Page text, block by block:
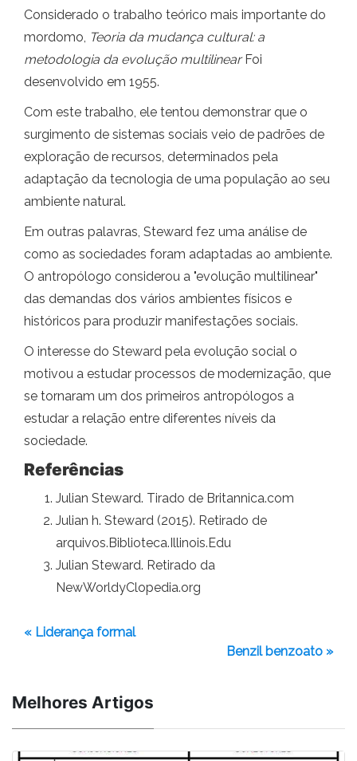
Considerado o trabalho teórico mais importante do
mordomo, Teoria da mudança cultural: a
metodologia da evolução multilinearFoi
desenvolvido em 1955.
Com este trabalho, ele tentou demonstrar que o
surgimento de sistemas sociais veio de padrões de
exploração de recursos, determinados pela
adaptação da tecnologia de uma população ao seu
ambiente natural.
Em outras palavras, Steward fez uma análise de
como as sociedades foram adaptadas ao ambiente.
O antropólogo considerou a "evolução multilinear"
das demandas dos vários ambientes físicos e
históricos para produzir manifestações sociais.
O interesse do Steward pela evolução social o
motivou a estudar processos de modernização, que
se tornaram um dos primeiros antropólogos a
estudar a relação entre diferentes níveis da
sociedade.
Referências
Julian Steward. Tirado de Britannica.com
Julian h. Steward (2015). Retirado de
arquivos.Biblioteca.Illinois.Edu
Julian Steward. Retirado da
NewWorldyClopedia.org
« Liderança formal
Benzil benzoato »
Melhores Artigos